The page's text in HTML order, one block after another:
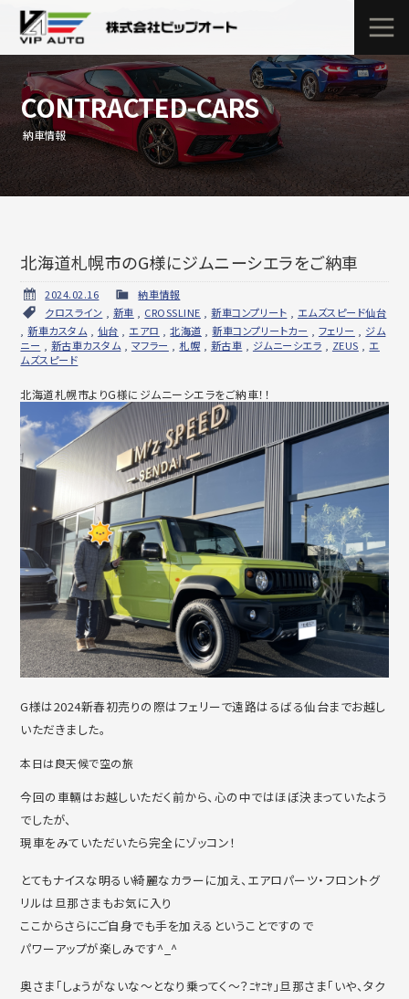
CONTRACTED-CARS
納車情報
北海道札幌市のG様にジムニーシエラをご納車
2024.02.16
納車情報
クロスライン
新車 CROSSLINE ,新車コンプリート
エムズスピード仙台
,新車カスタム 仙台 エアロ ,北海道 ,新車コンプリートカー フェリー
ジム
ニー
新古車カスタム マフラー ,札幌 新古車 ジムニーシエラ ZEUS
エ
ムズスピード
北海道札幌市よりG様にジムニーシエラをご納車！！
G様は2024新春初売りの際はフェリーで遠路はるばる仙台までお越し
いただきました。
本日は良天候で空の旅
今回の車輛はお越しいただく前から、心の中ではほぼ決まっていたよう
でしたが、
現車をみていただいたら完全にゾッコン！
とてもナイスな明るい綺麗なカラーに加え、エアロパーツ・フロントグ
リルは旦那さまもお気に入り
ここからさらにご自身でも手を加えるということですので
パワーアップが楽しみです^_^
奥さま「しょうがないな～となり乗ってく～？ﾆﾔﾆﾔ」旦那さま「いや、タク